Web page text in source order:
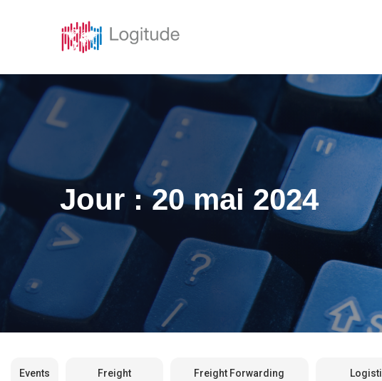
Nouveautés
Jour :20 mai 2024
Events
Freight
Freight Forwarding